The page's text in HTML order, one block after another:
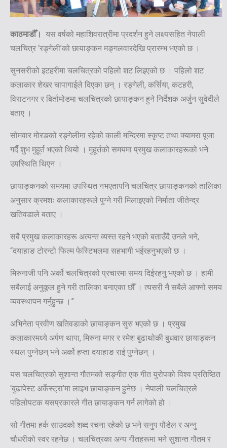
काठमाडौँ। यस वर्षको महाशिवरात्रीमा प्रदर्शन हुने लक्ष्यसहित नेपाली
चलचित्र ‘रङ्गेली’को छायाङ्कन मङ्गलवारदेखि प्रारम्भ भएको छ ।
सुनसरीको इटहरीमा चलचित्रको पहिलो शट लिइएको छ । पहिलो शट
कलाकार शेखर चापागाईले दिएका छन् । रङ्गेली, कर्सिया, कटहरी,
विराटनगर र बिर्तामोडमा चलचित्रको छायाङ्कन हुने निर्देशक अर्जुन सुवेदीले
बताए ।
सोमवार मोरङको रङ्गेलीमा रहेको काली मन्दिरमा स्कृप्ट तथा क्यामरा पूजा
गर्दै शुभ मुहूर्त भएको थियो । मुहूर्तको समयमा प्रमुख कलाकारहरूको भने
उपस्थिति थिएन ।
छायाङ्कनको समयमा उपस्थित नभएतापनि चलचित्र छायाङ्कनको तालिका
अनुसार क्रमशः कलाकारहरूले पुग्ने गरी मिलाइएको निर्माता जीतेन्द्र
खतिवडाले बताए ।
सबै प्रमुख कलाकारहरू अत्यन्त व्यस्त रहने भएको बताउँदै उनले भने,
“दयाहाङ टोरन्टो फिल्म फेस्टिभलमा सहभागी भईरहनुभएको छ ।
मिरुनाजी पनि अर्को चलचित्रको प्रचारमा समय दिईरहनु भएको छ । हामी
सबैलाई अनुकूल हुने गरी तालिका बनाएका छौँ । त्यसरी नै सबैले आफ्नो समय
व्यवस्थापन गर्नुहुन्छ ।”
अभिनेता प्रवीण खतिवडाको छायाङ्कन सुरु भएको छ । प्रमुख
कलाकारमध्ये अर्पण थापा, मिरुना मगर र रमेश बुढाथोकी बुधवार छायाङ्कन
स्थल पुग्नेछन् भने अर्को हप्ता दयाहाङ राई पुग्नेछन् ।
यस चलचित्रको सुशान्त गौतमको सङ्गीत एक गीत युरोपको विश्व प्रतिष्ठित
‘बुढापेस्ट अर्केस्ट्रा’मा लाइभ छायाङ्कन हुनेछ । नेपाली चलचित्रले
पहिलोपटक यसप्रकारले गीत छायाङ्कन गर्न लागेको हो ।
सो गीतमा हर्क साउदको शब्द रचना रहेको छ भने सनुप पौडेल र अन्नु
चौधरीको स्वर रहनेछ । चलचित्रका अन्य गीतहरूमा भने सुशान्त गौतम र